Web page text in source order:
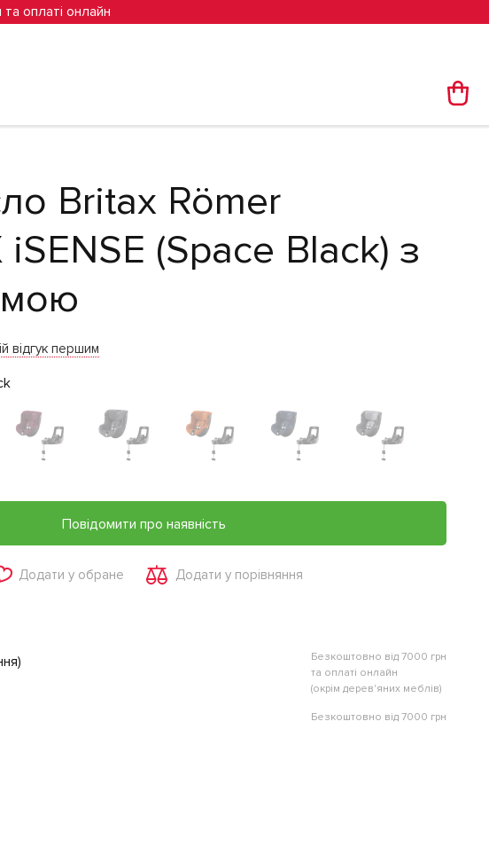
оплаті онлайн
Britax Römer
(Space Black) з
відгук першим
Повідомити про наявність
Додати у обране Додати у порівняння
Безкоштовно від 7000 грн
та оплаті онлайн
(окрім дерев'яних меблів)
Безкоштовно від 7000 грн